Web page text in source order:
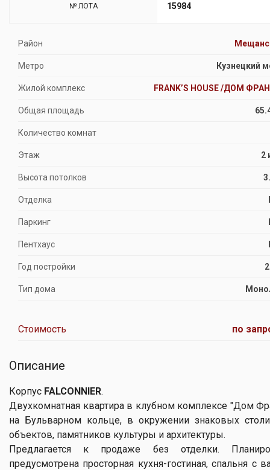
№ ЛОТА 15984
Район
Метро Кузнецкий
Жилой комплекс FRANK’S HOUSE /ДОМ
Общая площадь
Количество комнат
Этаж 2
Высота потолков
Отделка
Паркинг
Пентхаус
Год постройки
Тип дома
Стоимость по
Описание
Корпус FALCONNIER.
Двухкомнатная квартира в клубном комплексе "Дом
на Бульварном кольце, в окружении знаковых
объектов, памятников культуры и архитектуры.
Предлагается к продаже без отделки.
предусмотрена просторная кухня-гостиная, спальня с